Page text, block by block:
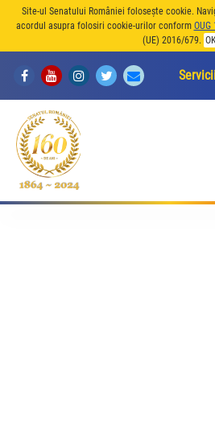
Site-ul Senatului României folosește cookie.
acordul asupra folosiri cookie-urilor conform
(UE) 2016/679.